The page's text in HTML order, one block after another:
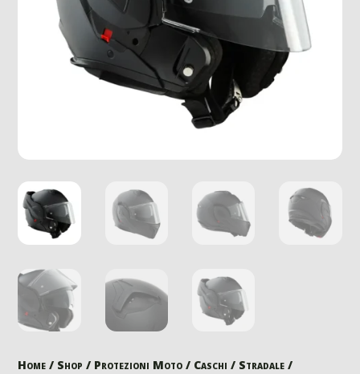
Home / Shop / Protezioni Moto / Caschi / Stradale /